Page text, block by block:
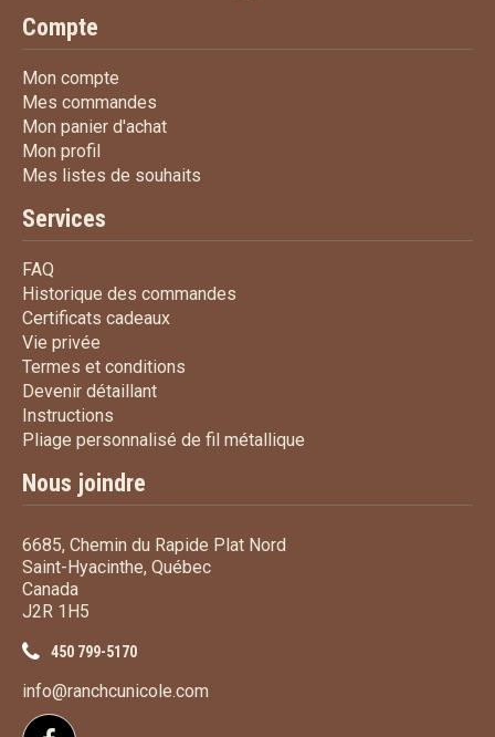
Compte
Mon compte
Mes commandes
Mon panier d'achatMon panier d'achat
Mon profil
Mes listes de souhaits
Services
FAQ
Historique des commandes
Certificats cadeauxCertificats cadeaux
Vie privée
Termes et conditions
Devenir détaillantDevenir détaillant
Instructions
Pliage personnalisé de fil métallique
Nous joindre
6685, Chemin du Rapide Plat Nord
Saint-Hyacinthe, Québec
Canada
J2R 1H5
450 799-5170
info@ranchcunicole.com